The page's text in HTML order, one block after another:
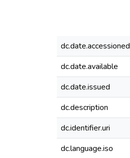
dc.date.accessioned
dc.date.available
dc.date.issued
dc.description
dc.identifier.uri
dc.language.iso